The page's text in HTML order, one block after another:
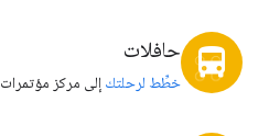
directions_bus حافلات
خطِّط لرحلتك إلى مركز مؤتمرات ICE.